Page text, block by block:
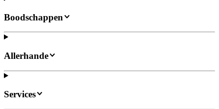
Boodschappen
Allerhande
Services